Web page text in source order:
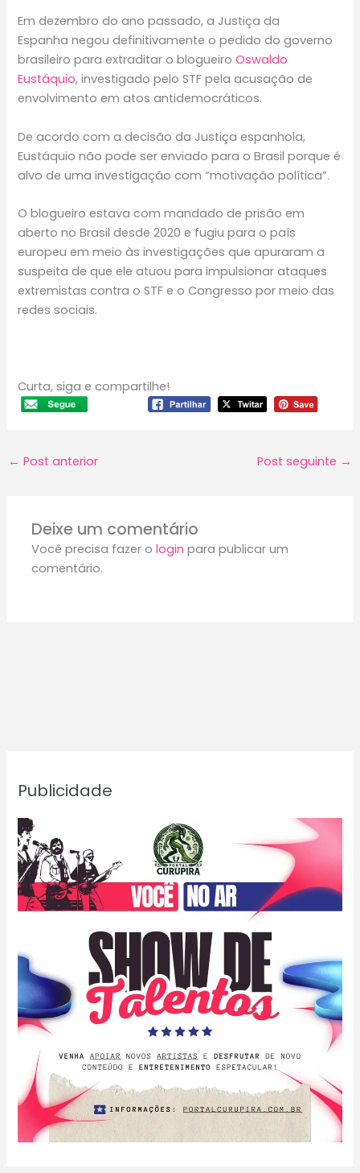
Publicidade
Em dezembro do ano passado, a Justiça da
Espanha negou definitivamente o pedido do governo
brasileiro para extraditar o blogueiroOswaldo
Eustáquio, investigado pelo STF pela acusação de
envolvimento em atos antidemocráticos.
De acordo com a decisão da Justiça espanhola,
Eustáquio não pode ser enviado para o Brasil porque é
alvo de uma investigação com “motivação política”.
O blogueiro estava com mandado de prisão em
aberto no Brasil desde 2020 e fugiu para o país
europeu em meio às investigações que apuraram a
suspeita de que ele atuou para impulsionar ataques
extremistas contra o STF e o Congresso por meio das
redes sociais.
Curta, siga e compartilhe!
← Post anterior Post seguinte →
Deixe um comentário
Você precisa fazer ologin para publicar um
comentário.